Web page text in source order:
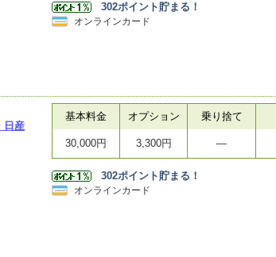
302ポイント貯まる！
オンラインカード
日産
基本料金 オプション 乗り捨て
30,000円 3,300円 ―
302ポイント貯まる！
オンラインカード